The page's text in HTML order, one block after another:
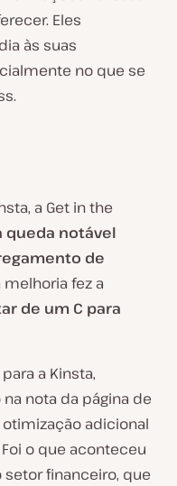
Eles
às suas
no que se
a Get in the
notável
de
melhoria fez a
de um C para
a Kinsta,
nota da página de
adicional
o que aconteceu
financeiro, que